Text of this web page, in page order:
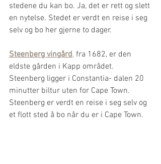
stedene du kan bo. Ja, det er rett og slett
en nytelse. Stedet er verdt en reise i seg
selv og bo her gjerne to dager.
Steenberg vingård, fra 1682, er den
eldste gården i Kapp området.
Steenberg ligger i Constantia- dalen 20
minutter biltur uten for Cape Town.
Steenberg er verdt en reise i seg selv og
et flott sted å bo når du er i Cape Town.